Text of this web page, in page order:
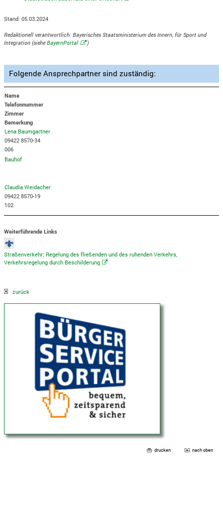
Stand: 05.03.2024
Redaktionell verantwortlich: Bayerisches Staatsministerium des Innern, für Sport und
Integration (sieheBayernPortal )
Folgende Ansprechpartner sind zuständig:
Name
Telefonnummer
Zimmer
Bemerkung
Lena Baumgartner
09422 8570-34
006
Bauhof
Claudia Weidacher
09422 8570-19
102
Weiterführende Links
Straßenverkehr; Regelung des fließenden und des ruhenden Verkehrs,
Verkehrsregelung durch Beschilderung
zurück
drucken nach oben